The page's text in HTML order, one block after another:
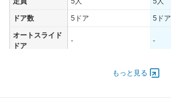
ドア数 5ドア 5ドア
オートスライド
ドア
- -
- [-]/ -
もっと見る